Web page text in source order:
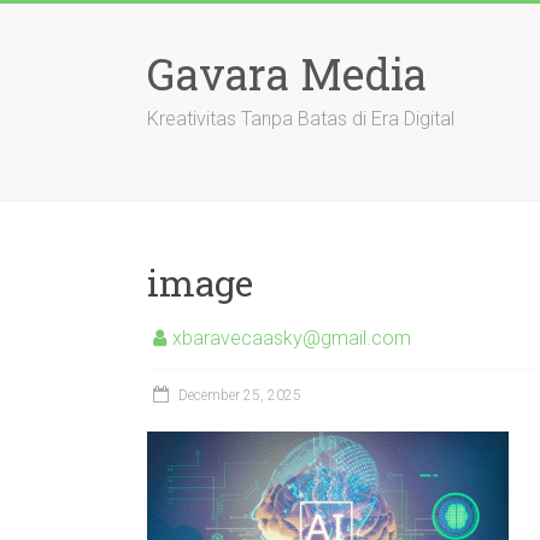
Gavara Media
Kreativitas Tanpa Batas di Era Digital
image
xbaravecaasky@gmail.com
December 25, 2025